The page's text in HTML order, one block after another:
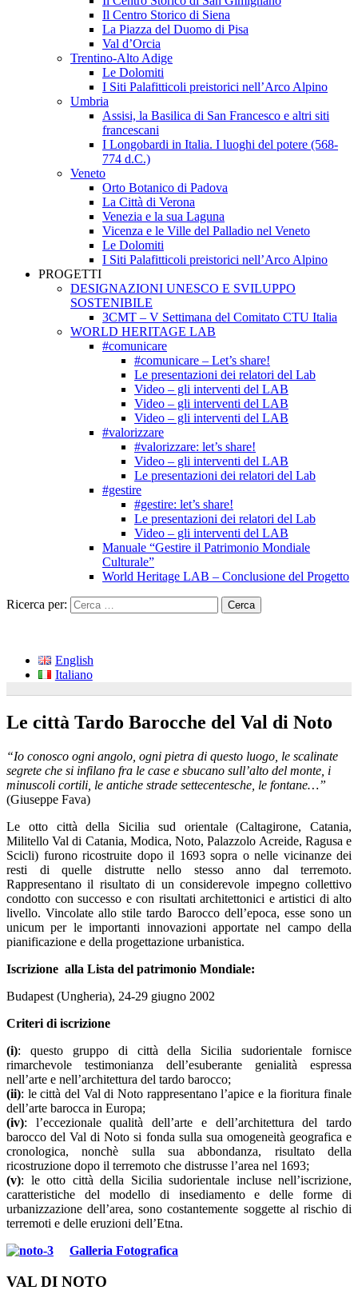
Il Centro Storico di Siena
La Piazza del Duomo di Pisa
Val d’Orcia
Trentino-Alto Adige
Le Dolomiti
I Siti Palafitticoli preistorici nell’Arco Alpino
Umbria
Assisi, la Basilica di San Francesco e altri siti
francescani
I Longobardi in Italia. I luoghi del potere (568-
774 d.C.)
Veneto
Orto Botanico di Padova
La Città di Verona
Venezia e la sua Laguna
Vicenza e le Ville del Palladio nel Veneto
Le Dolomiti
I Siti Palafitticoli preistorici nell’Arco Alpino
PROGETTI
DESIGNAZIONI UNESCO E SVILUPPO
SOSTENIBILE
3CMT – V Settimana del Comitato CTU Italia
WORLD HERITAGE LAB
#comunicare
#comunicare – Let’s share!
Le presentazioni dei relatori del Lab
Video – gli interventi del LAB
Video – gli interventi del LAB
Video – gli interventi del LAB
#valorizzare
#valorizzare: let’s share!
Video – gli interventi del LAB
Le presentazioni dei relatori del Lab
#gestire
#gestire: let’s share!
Le presentazioni dei relatori del Lab
Video – gli interventi del LAB
Manuale “Gestire il Patrimonio Mondiale
Culturale”
World Heritage LAB – Conclusione del Progetto
Ricerca per:
English
Italiano
Le città Tardo Barocche del Val di Noto
“Io conosco ogni angolo, ogni pietra di questo luogo, le scalinate
segrete che si infilano fra le case e sbucano sull’alto del monte, i
minuscoli cortili, le antiche strade settecentesche, le fontane…”
(Giuseppe Fava)
Le otto città della Sicilia sud orientale (Caltagirone, Catania,
Militello Val di Catania, Modica, Noto, Palazzolo Acreide, Ragusa e
Scicli) furono ricostruite dopo il 1693 sopra o nelle vicinanze dei
resti di quelle distrutte nello stesso anno dal terremoto.
Rappresentano il risultato di un considerevole impegno collettivo
condotto con successo e con risultati architettonici e artistici di alto
livello. Vincolate allo stile tardo Barocco dell’epoca, esse sono un
unicum per le importanti innovazioni apportate nel campo della
pianificazione e della progettazione urbanistica.
Iscrizione alla Lista del patrimonio Mondiale:
Budapest (Ungheria), 24-29 giugno 2002
Criteri di iscrizione
(i): questo gruppo di città della Sicilia sudorientale fornisce
rimarchevole testimonianza dell’esuberante genialità espressa
nell’arte e nell’architettura del tardo barocco;
(ii): le città del Val di Noto rappresentano l’apice e la fioritura finale
dell’arte barocca in Europa;
(iv): l’eccezionale qualità dell’arte e dell’architettura del tardo
barocco del Val di Noto si fonda sulla sua omogeneità geografica e
cronologica, nonchè sulla sua abbondanza, risultato della
ricostruzione dopo il terremoto che distrusse l’area nel 1693;
(v): le otto città della Sicilia sudorientale incluse nell’iscrizione,
caratteristiche del modello di insediamento e delle forme di
urbanizzazione dell’area, sono costantemente soggette al rischio di
terremoti e delle eruzioni dell’Etna.
Galleria Fotografica
VAL DI NOTO